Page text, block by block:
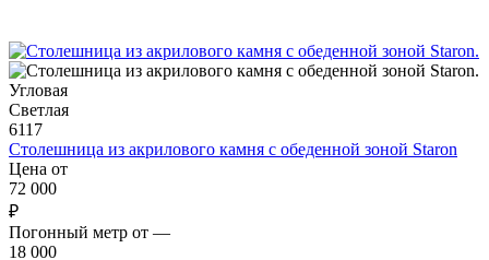
Угловая
Светлая
6117
Столешница из акрилового камня с обеденной зоной Staron
Цена от
72 000
₽
Погонный метр от —
18 000